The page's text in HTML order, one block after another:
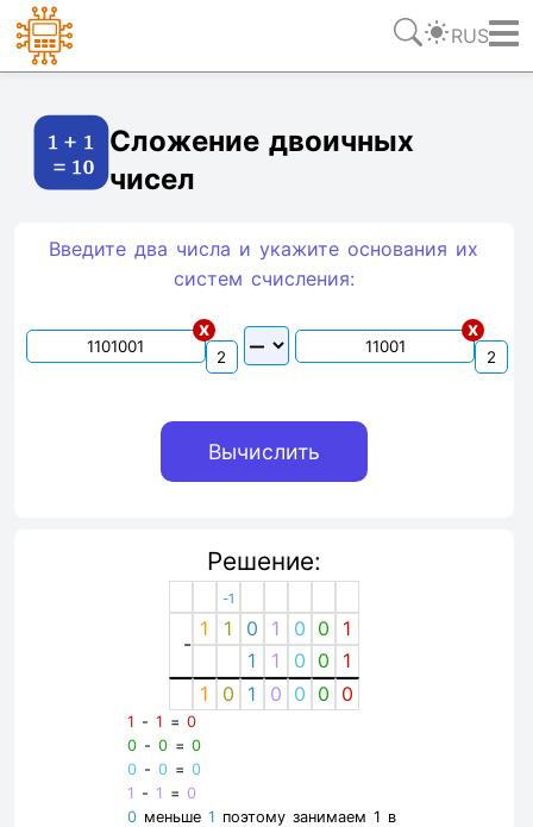
RUS
Сложение двоичных
чисел
Введите два числа и укажите основания их
систем счиcления:
x x
Решение:
-1
-
1 1 0 1 0 0
1
1
1 0 0
1
1
0 1 0 0 0 0
1 - 1 = 0
0- 0= 0
0- 0= 0
1 - 1 = 0
0меньше 1 поэтому занимаем 1 в